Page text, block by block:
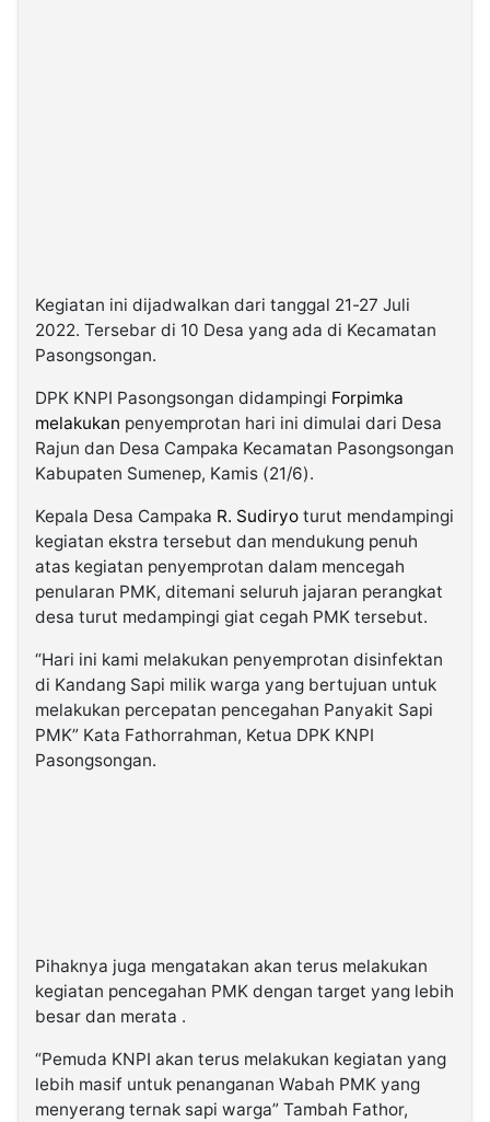
Kegiatan ini dijadwalkan dari tanggal 21-27 Juli
2022. Tersebar di 10 Desa yang ada di Kecamatan
Pasongsongan.
DPK KNPI Pasongsongan didampingi Forpimka
melakukan penyemprotan hari ini dimulai dari Desa
Rajun dan Desa Campaka Kecamatan Pasongsongan
Kabupaten Sumenep, Kamis (21/6).
Kepala Desa Campaka R. Sudiryo turut mendampingi
kegiatan ekstra tersebut dan mendukung penuh
atas kegiatan penyemprotan dalam mencegah
penularan PMK, ditemani seluruh jajaran perangkat
desa turut medampingi giat cegah PMK tersebut.
“Hari ini kami melakukan penyemprotan disinfektan
di Kandang Sapi milik warga yang bertujuan untuk
melakukan percepatan pencegahan Panyakit Sapi
PMK” Kata Fathorrahman, Ketua DPK KNPI
Pasongsongan.
Pihaknya juga mengatakan akan terus melakukan
kegiatan pencegahan PMK dengan target yang lebih
besar dan merata .
“Pemuda KNPI akan terus melakukan kegiatan yang
lebih masif untuk penanganan Wabah PMK yang
menyerang ternak sapi warga” Tambah Fathor,